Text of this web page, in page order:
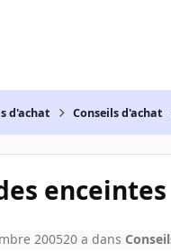
d'achat Conseils d'achat
enceintes
200520 a dans